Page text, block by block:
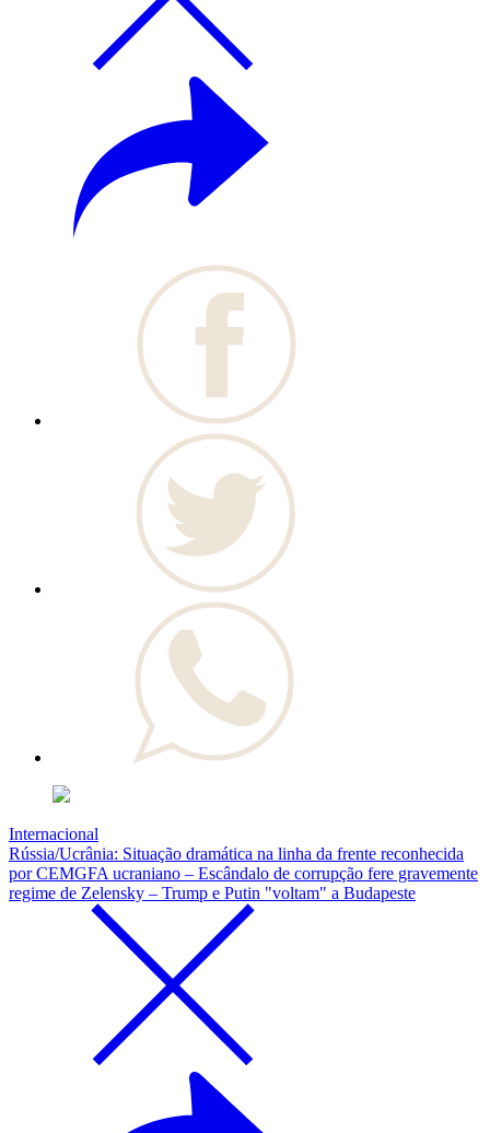
Internacional
Rússia/Ucrânia: Situação dramática na linha da frente reconhecida
por CEMGFA ucraniano – Escândalo de corrupção fere gravemente
regime de Zelensky – Trump e Putin "voltam" a Budapeste